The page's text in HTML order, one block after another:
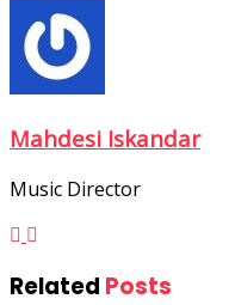
Mahdesi Iskandar
Music Director
Related Posts